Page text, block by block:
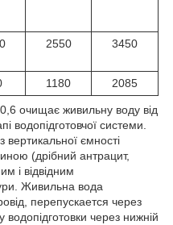
2550 3450
1180 2085
очищає живильну воду від
водопідготовчої системи.
ємності
(дрібний антрацит,
і відвідним
Живильна вода
перепускается через
водопідготовки через нижній